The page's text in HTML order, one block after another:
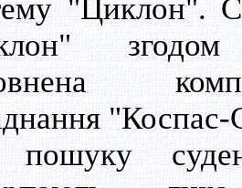
"Циклон".
"Коспас-
пошуку